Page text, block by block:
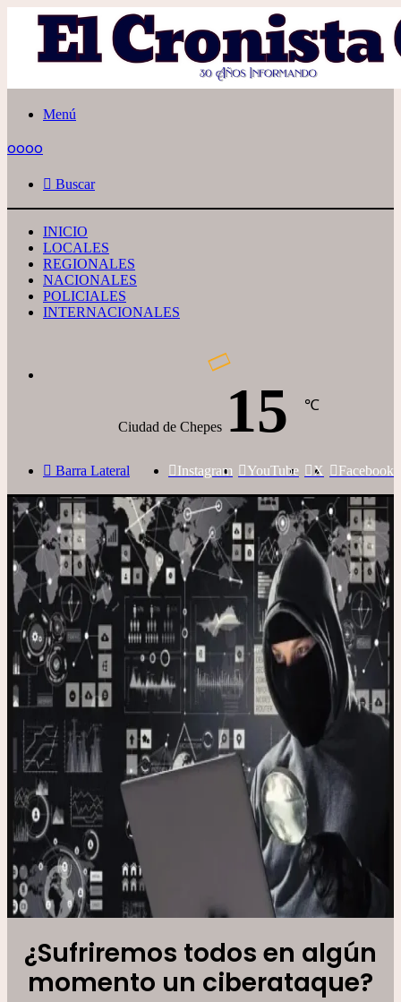
Menú
oooo
Buscar
INICIO
LOCALES
REGIONALES
NACIONALES
POLICIALES
INTERNACIONALES
Ciudad de Chepes 15 ℃
Facebook
X
YouTube
Instagram
Barra Lateral
¿Sufriremos todos en algún
momento un ciberataque?